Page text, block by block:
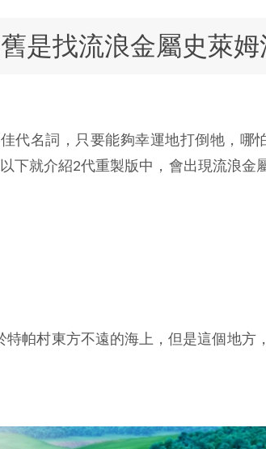
是找流浪金屬史萊姆
代名詞，只要能夠幸運地打倒牠，哪
下就介紹2代重製版中，會出現流浪金
帕村東方不遠的海上，但是這個地方